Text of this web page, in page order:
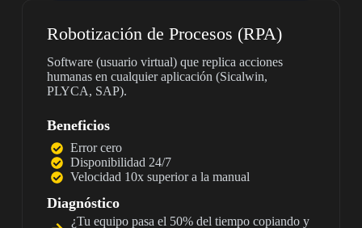
Robotización de Procesos (RPA)
Software (usuario virtual) que replica acciones
humanas en cualquier aplicación (Sicalwin,
PLYCA, SAP).
Beneficios
Error cero
Disponibilidad 24/7
Velocidad 10x superior a la manual
Diagnóstico
¿Tu equipo pasa el 50% del tiempo copiando y